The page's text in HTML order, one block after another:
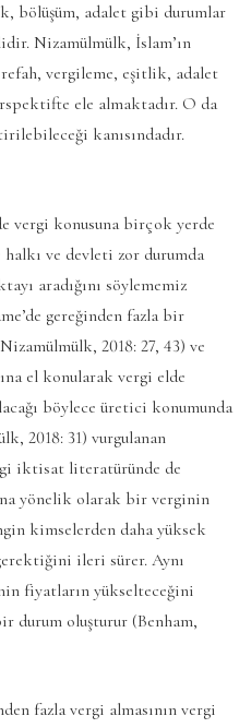
bölüşüm, adalet gibi durumlar
Nizamülmülk, İslam’ın
refah, vergileme, eşitlik, adalet
ele almaktadır. O da
kanısındadır.
vergi konusuna birçok yerde
ve devleti zor durumda
aradığını söylememiz
gereğinden fazla bir
2018: 27, 43) ve
el konularak vergi elde
böylece üretici konumunda
2018: 31) vurgulanan
iktisat literatüründe de
yönelik olarak bir verginin
kimselerden daha yüksek
ileri sürer. Aynı
fiyatların yükselteceğini
durum oluşturur (Benham,
fazla vergi almasının vergi